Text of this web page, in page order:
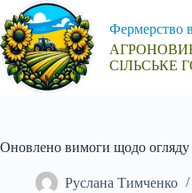
Перейти
до
вмісту
Фермерство
СІЛЬСЬКЕ
Оновлено вимоги щодо огляду
Руслана Тимченко